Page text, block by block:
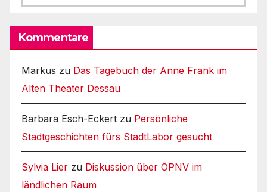
Kommentare
Markus zu Das Tagebuch der Anne Frank im
Alten Theater Dessau
Barbara Esch-Eckert zu Persönliche
Stadtgeschichten fürs StadtLabor gesucht
Sylvia Lier zu Diskussion über ÖPNV im
ländlichen Raum